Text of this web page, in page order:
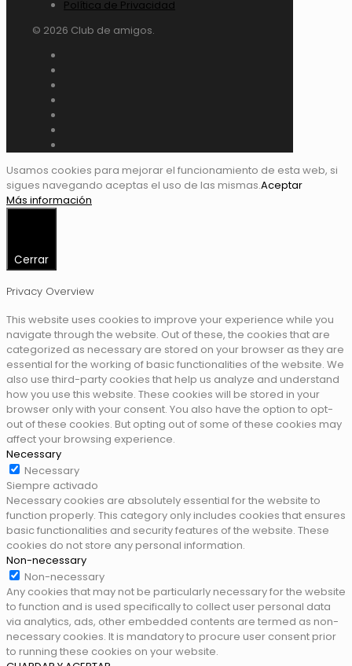
Política de Privacidad
© 2026 Club de amigos.
Usamos cookies para mejorar el funcionamiento de esta web, si
sigues navegando aceptas el uso de las mismas.Aceptar
Más información
Cerrar
Privacy Overview
This website uses cookies to improve your experience while you
navigate through the website. Out of these, the cookies that are
categorized as necessary are stored on your browser as they are
essential for the working of basic functionalities of the website. We
also use third-party cookies that help us analyze and understand
how you use this website. These cookies will be stored in your
browser only with your consent. You also have the option to opt-
out of these cookies. But opting out of some of these cookies may
affect your browsing experience.
Necessary
Necessary
Siempre activado
Necessary cookies are absolutely essential for the website to
function properly. This category only includes cookies that ensures
basic functionalities and security features of the website. These
cookies do not store any personal information.
Non-necessary
Non-necessary
Any cookies that may not be particularly necessary for the website
to function and is used specifically to collect user personal data
via analytics, ads, other embedded contents are termed as non-
necessary cookies. It is mandatory to procure user consent prior
to running these cookies on your website.